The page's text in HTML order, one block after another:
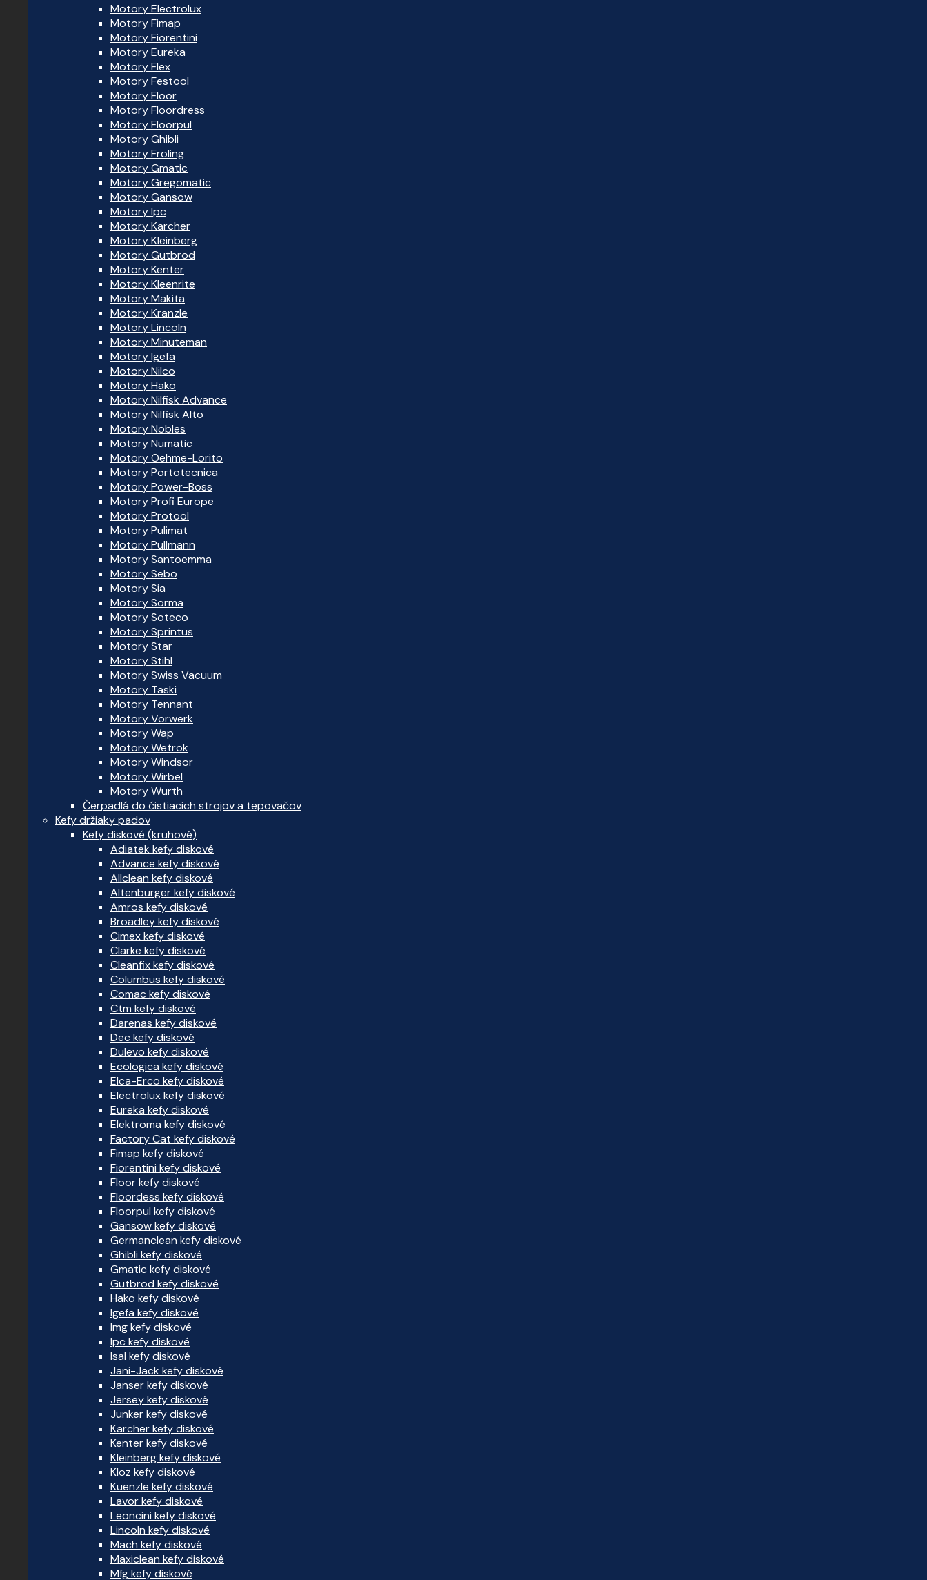
Motory Electrolux
Motory Fimap
Motory Fiorentini
Motory Eureka
Motory Flex
Motory Festool
Motory Floor
Motory Floordress
Motory Floorpul
Motory Ghibli
Motory Froling
Motory Gmatic
Motory Gregomatic
Motory Gansow
Motory Ipc
Motory Karcher
Motory Kleinberg
Motory Gutbrod
Motory Kenter
Motory Kleenrite
Motory Makita
Motory Kranzle
Motory Lincoln
Motory Minuteman
Motory Igefa
Motory Nilco
Motory Hako
Motory Nilfisk Advance
Motory Nilfisk Alto
Motory Nobles
Motory Numatic
Motory Oehme-Lorito
Motory Portotecnica
Motory Power-Boss
Motory Profi Europe
Motory Protool
Motory Pulimat
Motory Pullmann
Motory Santoemma
Motory Sebo
Motory Sia
Motory Sorma
Motory Soteco
Motory Sprintus
Motory Star
Motory Stihl
Motory Swiss Vacuum
Motory Taski
Motory Tennant
Motory Vorwerk
Motory Wap
Motory Wetrok
Motory Windsor
Motory Wirbel
Motory Wurth
Čerpadlá do čistiacich strojov a tepovačov
Kefy držiaky padov
Kefy diskové (kruhové)
Adiatek kefy diskové
Advance kefy diskové
Allclean kefy diskové
Altenburger kefy diskové
Amros kefy diskové
Broadley kefy diskové
Cimex kefy diskové
Clarke kefy diskové
Cleanfix kefy diskové
Columbus kefy diskové
Comac kefy diskové
Ctm kefy diskové
Darenas kefy diskové
Dec kefy diskové
Dulevo kefy diskové
Ecologica kefy diskové
Elca-Erco kefy diskové
Electrolux kefy diskové
Eureka kefy diskové
Elektroma kefy diskové
Factory Cat kefy diskové
Fimap kefy diskové
Fiorentini kefy diskové
Floor kefy diskové
Floordess kefy diskové
Floorpul kefy diskové
Gansow kefy diskové
Germanclean kefy diskové
Ghibli kefy diskové
Gmatic kefy diskové
Gutbrod kefy diskové
Hako kefy diskové
Igefa kefy diskové
Img kefy diskové
Ipc kefy diskové
Isal kefy diskové
Jani-Jack kefy diskové
Janser kefy diskové
Jersey kefy diskové
Junker kefy diskové
Karcher kefy diskové
Kenter kefy diskové
Kleinberg kefy diskové
Kloz kefy diskové
Kuenzle kefy diskové
Lavor kefy diskové
Leoncini kefy diskové
Lincoln kefy diskové
Mach kefy diskové
Maxiclean kefy diskové
Mfg kefy diskové